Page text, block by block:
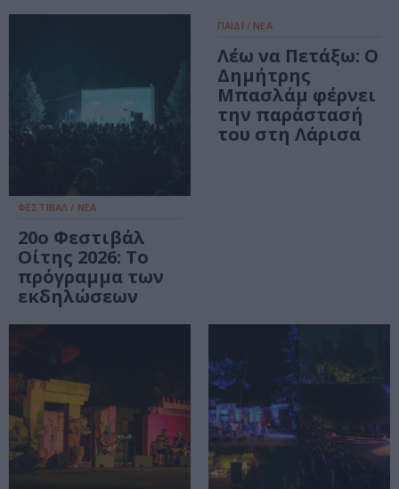
ΦΕΣΤΙΒΑΛ / ΝΕΑ
20ο Φεστιβάλ
Οίτης 2026: To
πρόγραμμα των
εκδηλώσεων
ΠΑΙΔΙ / ΝΕΑ
Λέω να Πετάξω: Ο
Δημήτρης
Μπασλάμ φέρνει
την παράστασή
του στη Λάρισα